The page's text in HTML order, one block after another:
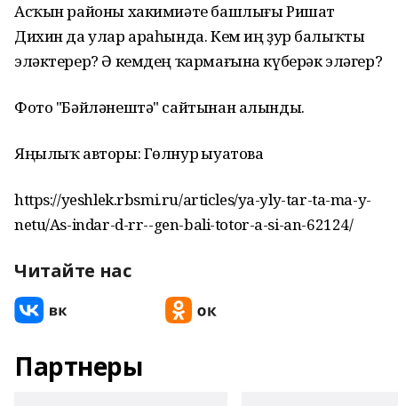
Асҡын районы хакимиәте башлығы Ришат
Дихин да улар араһында. Кем иң ҙур балыҡты
эләктерер? Ә кемдең ҡармағына күберәк эләгер?
Фото "Бәйләнештә" сайтынан алынды.
Яңылыҡ авторы: Гөлнур Ҡыуатова
https://yeshlek.rbsmi.ru/articles/ya-yly-tar-ta-ma-y-
netu/As-indar-d-rr--gen-bali-totor-a-si-an-62124/
Читайте нас
Партнеры